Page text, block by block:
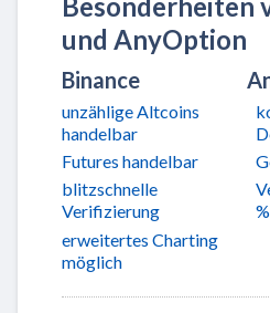
und AnyOption
Binance
unzählige Altcoins
handelbar
Futures handelbar
blitzschnelle
Verifizierung
erweitertes Charting
möglich
%